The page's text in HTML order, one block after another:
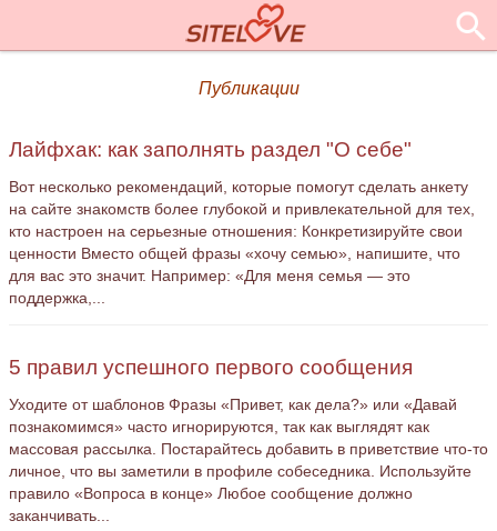
Публикации
Лайфхак: как заполнять раздел "О себе"
Вот несколько рекомендаций, которые помогут сделать анкету
на сайте знакомств более глубокой и привлекательной для тех,
кто настроен на серьезные отношения: Конкретизируйте свои
ценности Вместо общей фразы «хочу семью», напишите, что
для вас это значит. Например: «Для меня семья — это
поддержка,...
5 правил успешного первого сообщения
Уходите от шаблонов Фразы «Привет, как дела?» или «Давай
познакомимся» часто игнорируются, так как выглядят как
массовая рассылка. Постарайтесь добавить в приветствие что-то
личное, что вы заметили в профиле собеседника. Используйте
правило «Вопроса в конце» Любое сообщение должно
заканчивать...